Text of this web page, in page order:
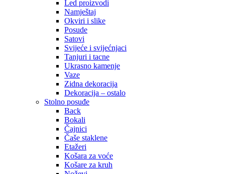
Led proizvodi
Namještaj
Okviri i slike
Posude
Satovi
Svijeće i svijećnjaci
Tanjuri i tacne
Ukrasno kamenje
Vaze
Zidna dekoracija
Dekoracija – ostalo
Stolno posuđe
Back
Bokali
Čajnici
Čaše staklene
Etažeri
Košara za voće
Košare za kruh